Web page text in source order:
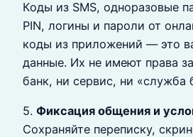
Коды из SMS, одноразовые
PIN, логины и пароли от
коды из приложений — это
данные. Их не имеют права
банк, ни сервис, ни «служба
5. Фиксация общения и
Сохраняйте переписку,